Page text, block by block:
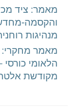
מאמר: ציד
והקסמה-
מנהיגות
מאמר מחקרי:
הלאומי כורסי
מקודשת